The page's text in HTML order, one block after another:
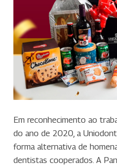
Em reconhecimento ao
do ano de 2020, a
forma alternativa de
dentistas cooperados. A